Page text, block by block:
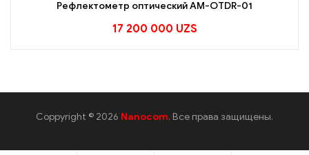
Рефлектометр оптический AM-OTDR-01
17 200 000 UZS
Coppyright © 2026 Nanocom. Все права защищены.